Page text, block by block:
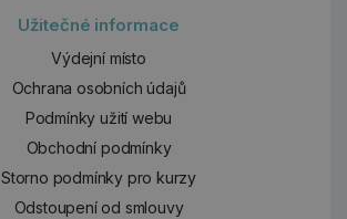
Užitečné informace
Výdejní místo
Ochrana osobních údajů
Podmínky užití webu
Obchodní podmínky
Storno podmínky pro kurzy
Odstoupení od smlouvy